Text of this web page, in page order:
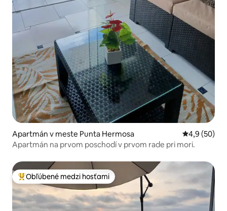
Apartmán v meste Punta Hermosa Priemerné
4,9 (50)
Apartmán na prvom poschodí v prvom rade pri mori.
Najobľúbenejšie medzi hosťami
Obľúbené medzi hosťami